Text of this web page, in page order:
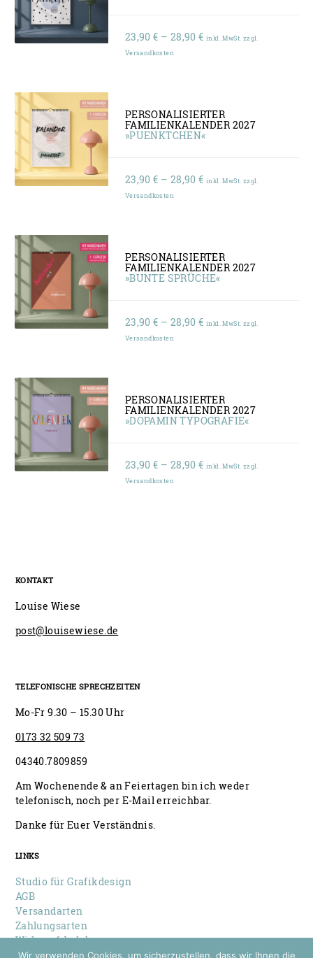
23,90€ – 28,90€Preisspanne:
inkl. MwSt. zzgl.
Versandkosten
PERSONALISIERTER
FAMILIENKALENDER 2027
»PUENKTCHEN«
23,90€ – 28,90€Preisspanne:
inkl. MwSt. zzgl.
Versandkosten
PERSONALISIERTER
FAMILIENKALENDER 2027
»BUNTE SPRÜCHE«
23,90€ – 28,90€Preisspanne:
inkl. MwSt. zzgl.
Versandkosten
PERSONALISIERTER
FAMILIENKALENDER 2027
»DOPAMIN TYPOGRAFIE«
23,90€ – 28,90€Preisspanne:
inkl. MwSt. zzgl.
Versandkosten
KONTAKT
Louise Wiese
post@louisewiese.de
TELEFONISCHE SPRECHZEITEN
Mo-Fr 9.30 – 15.30 Uhr
0173 32 509 73
04340.7809859
Am Wochenende & an Feiertagen bin ich weder
telefonisch, noch per E-Mail erreichbar.
Danke für Euer Verständnis.
LINKS
Studio für Grafikdesign
AGB
Versandarten
Zahlungsarten
Widerrufsbelehrung
Datenschutz
Wir verwenden Cookies, um sicherzustellen, dass wir Ihnen die